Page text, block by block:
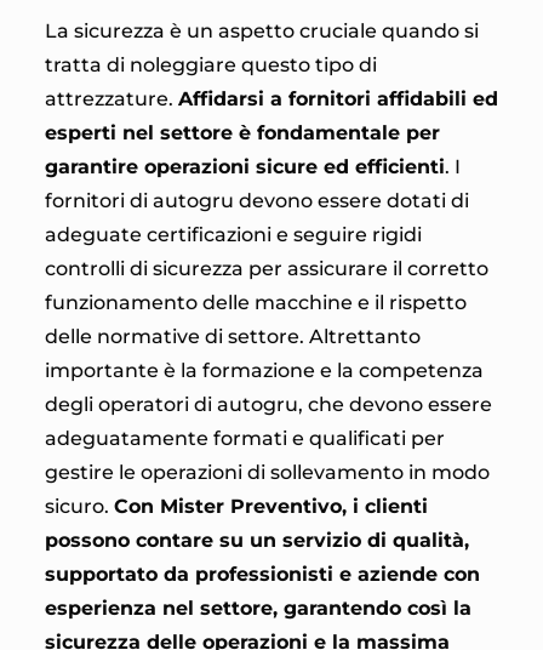
La sicurezza è un aspetto cruciale quando si
tratta di noleggiare questo tipo di
attrezzature. Affidarsi a fornitori affidabili ed
esperti nel settore è fondamentale per
garantire operazioni sicure ed efficienti. I
fornitori di autogru devono essere dotati di
adeguate certificazioni e seguire rigidi
controlli di sicurezza per assicurare il corretto
funzionamento delle macchine e il rispetto
delle normative di settore. Altrettanto
importante è la formazione e la competenza
degli operatori di autogru, che devono essere
adeguatamente formati e qualificati per
gestire le operazioni di sollevamento in modo
sicuro. Con Mister Preventivo, i clienti
possono contare su un servizio di qualità,
supportato da professionisti e aziende con
esperienza nel settore, garantendo così la
sicurezza delle operazioni e la massima